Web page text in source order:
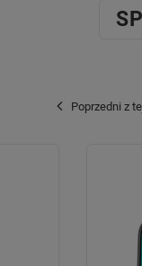
kolorów.
szkła
Poprzedni z